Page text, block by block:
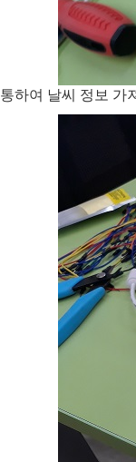
하여 날씨 정보 가